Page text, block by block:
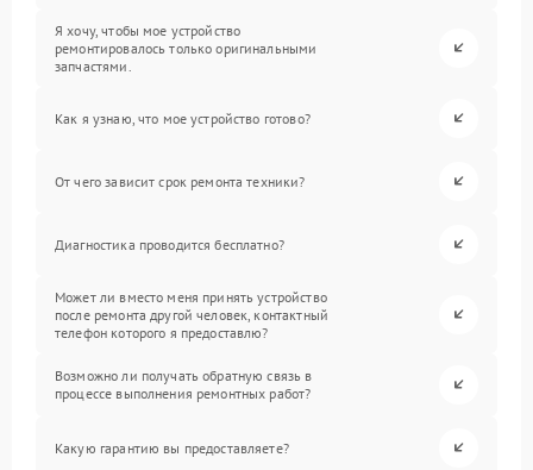
Я хочу, чтобы мое устройство
ремонтировалось только оригинальными
запчастями.
Как я узнаю, что мое устройство готово?
От чего зависит срок ремонта техники?
Диагностика проводится бесплатно?
Может ли вместо меня принять устройство
после ремонта другой человек, контактный
телефон которого я предоставлю?
Возможно ли получать обратную связь в
процессе выполнения ремонтных работ?
Какую гарантию вы предоставляете?